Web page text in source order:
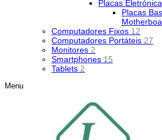
Placas
Placas
Computadores Fixos 12
Computadores Portáteis 27
Monitores 2
Smartphones 15
Tablets 2
Menu